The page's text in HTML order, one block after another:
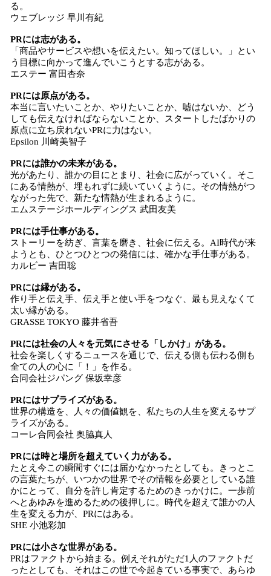
る。
ウェブレッジ 早川有紀
PRには志がある。
「商品やサービスや想いを伝えたい。知ってほしい。」とい
う目標に向かって進んでいこうとする志がある。
エステー 富田杏奈
PRには原点がある。
本当に言いたいことか、やりたいことか、嘘はないか、どう
しても伝えなければならないことか、スタートしたばかりの
原点に立ち戻れないPRに力はない。
Epsilon 川崎美智子
PRには誰かの未来がある。
光があたり、誰かの目にとまり、社会に広がっていく。そこ
にある情熱が、埋もれずに続いていくように。その情熱がつ
ながった先で、新たな情熱が生まれるように。
エムステージホールディングス 武田友美
PRには手仕事がある。
ストーリーを紡ぎ、言葉を磨き、社会に伝える。AI時代が来
ようとも、ひとつひとつの発信には、確かな手仕事がある。
カルビー 吉田聡
PRには縁がある。
作り手と伝え手、伝え手と使い手をつなぐ、最も見えなくて
太い縁がある。
GRASSE TOKYO 藤井省吾
PRには社会の人々を元気にさせる「しかけ」がある。
社会を楽しくするニュースを通じで、伝える側も伝わる側も
全ての人の心に「！」を作る。
合同会社ジパング 保坂幸彦
PRにはサプライズがある。
世界の構造を、人々の価値観を、私たちの人生を変えるサプ
ライズがある。
コーレ合同会社 奥脇真人
PRには時と場所を超えていく力がある。
たとえ今この瞬間すぐには届かなかったとしても。きっとこ
の言葉たちが、いつかの世界でその情報を必要としている誰
かにとって、自分を許し肯定するためのきっかけに。一歩前
へとあゆみを進めるための後押しに。時代を超えて誰かの人
生を変える力が、PRにはある。
SHE 小池彩加
PRには小さな世界がある。
PRはファクトから始まる。例えそれがただ1人のファクトだ
ったとしても、それはこの世で今起きている事実で、あらゆ